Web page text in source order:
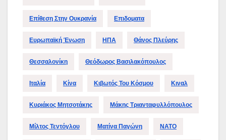
Επίθεση Στην Ουκρανία Επιδοματα
Ευρωπαϊκή Ένωση ΗΠΑ Θάνος Πλεύρης
Θεσσαλονίκη Θεόδωρος Βασιλακόπουλος
Ιταλία Κίνα Κιβωτός Του Κόσμου Κιναλ
Κυριάκος Μητσοτάκης Μάκης Τριανταφυλλόπουλος
Μίλτος Τεντόγλου Ματίνα Παγώνη ΝΑΤΟ